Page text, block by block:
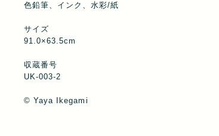
色鉛筆、インク、水彩/紙
サイズ
91.0×63.5cm
収蔵番号
UK-003-2
© Yaya Ikegami